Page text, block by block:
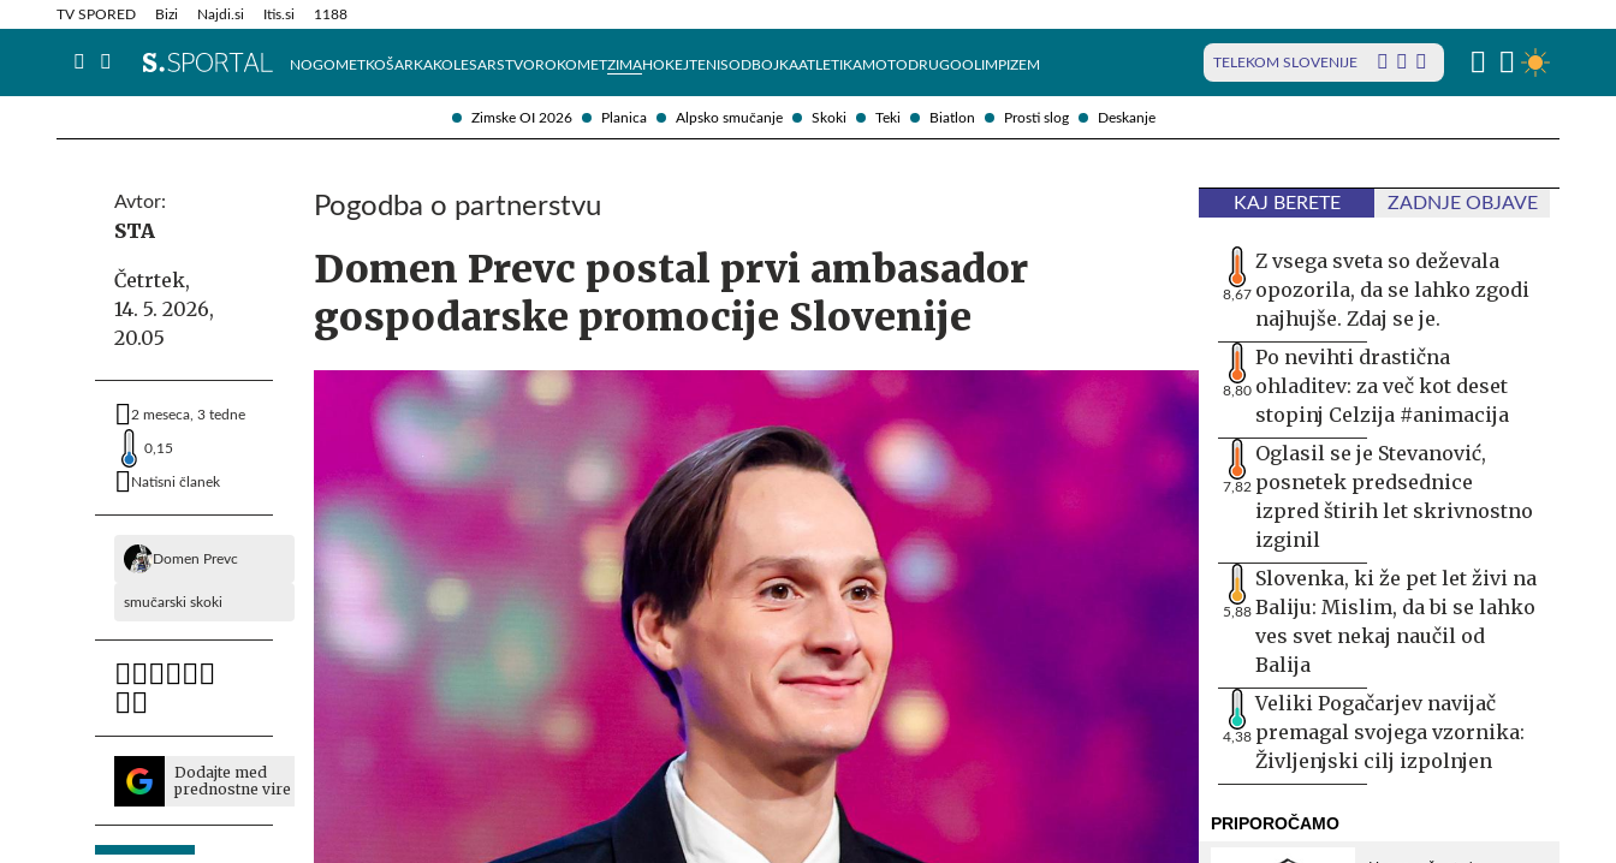
Zimske OI 2026 Planica Alpsko smučanje Skoki Teki Biatlon Prosti slog Deskanje
TV SPORED Bizi Najdi.si Itis.si 1188
NOGOMETKOŠARKAKOLESARSTVOROKOMETZIMAHOKEJTENISODBOJKAATLETIKAMOTODRUGOOLIMPIZEM TELEKOM SLOVENIJE
Info in obvestila Tehnik
Avtor:
STA
Četrtek,
14. 5. 2026,
20.05
2 meseca, 3 tedne
0,15
Natisni članek
Domen Prevc
smučarski skoki
Dodajte med
prednostne vire
Pogodba o partnerstvu
Domen Prevc postal prvi ambasador
gospodarske promocije Slovenije
KAJ BERETE ZADNJE OBJAVE
8,67
Z vsega sveta so deževala
opozorila, da se lahko zgodi
najhujše. Zdaj se je.
8,80
Po nevihti drastična
ohladitev: za več kot deset
stopinj Celzija #animacija
7,82
Oglasil se je Stevanović,
posnetek predsednice
izpred štirih let skrivnostno
izginil
5,88
Slovenka, ki že pet let živi na
Baliju: Mislim, da bi se lahko
ves svet nekaj naučil od
Balija
4,38
Veliki Pogačarjev navijač
premagal svojega vzornika:
Življenjski cilj izpolnjen